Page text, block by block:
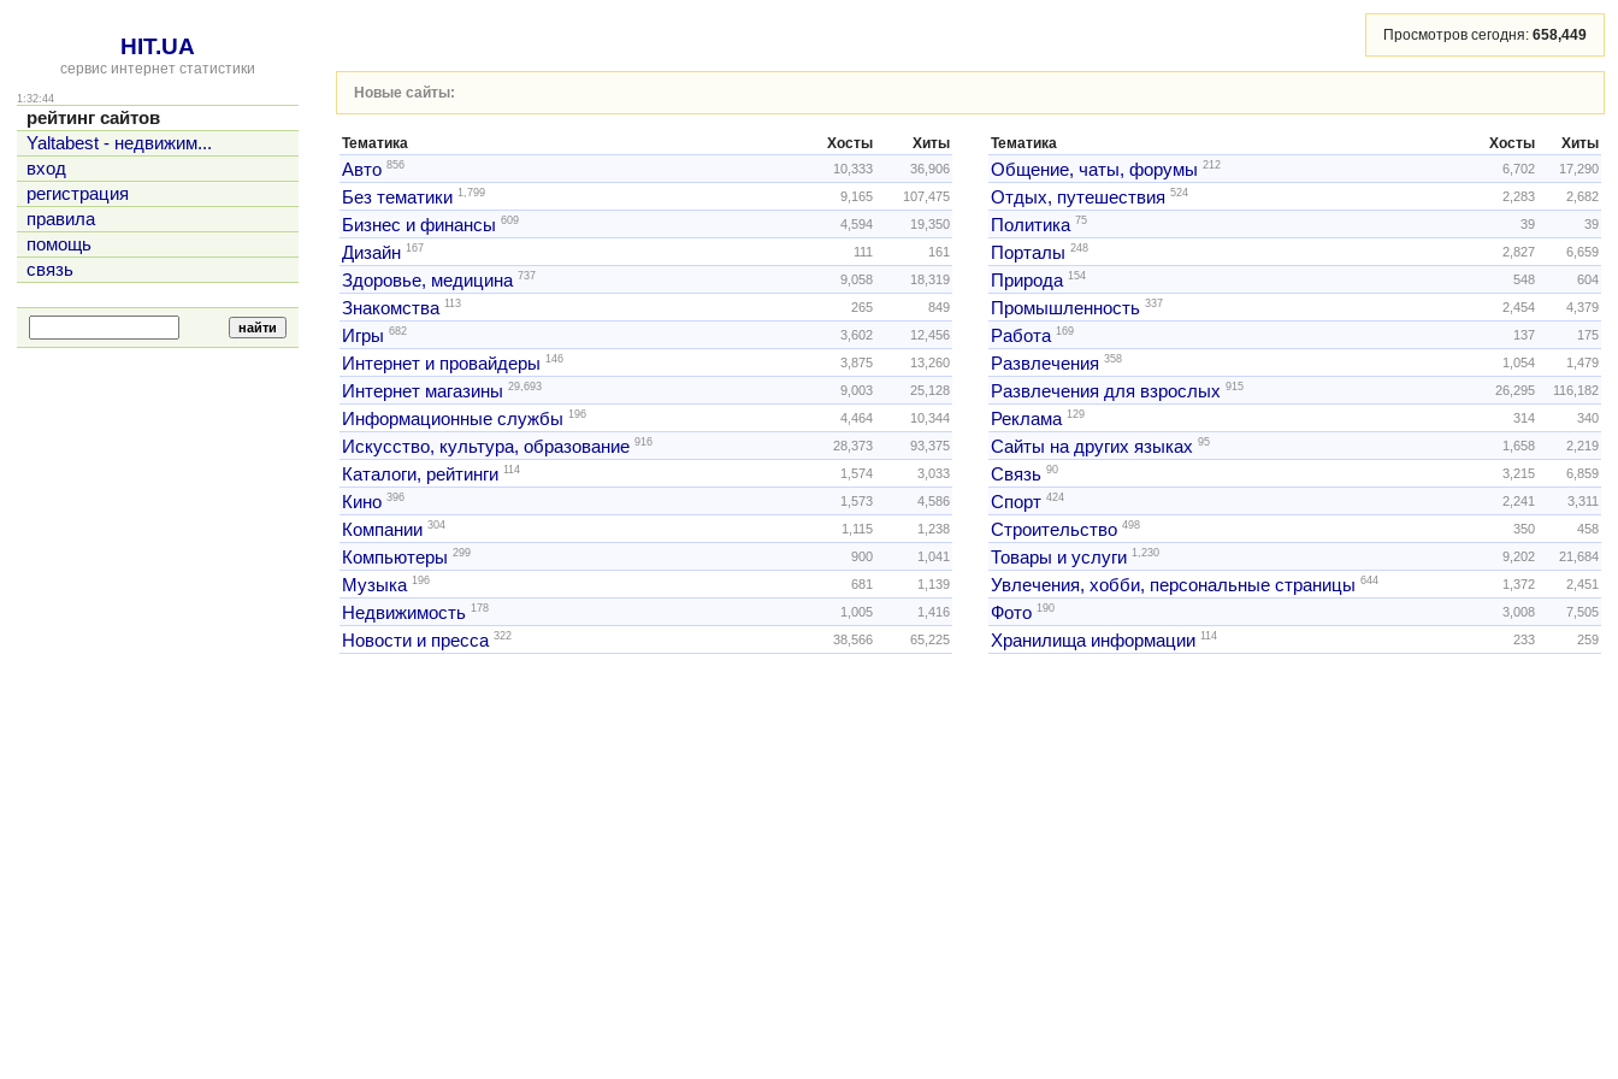
HIT.UA
сервис интернет статистики
1:32:44
рейтинг сайтов
Yaltabest - недвижим...
вход
регистрация
правила
помощь
связь
Просмотров сегодня: 658,449
Новые сайты:
Тематика Хосты Хиты
Авто 856 10,333 36,906
Без тематики 1,799 9,165 107,475
Бизнес и финансы 609 4,594 19,350
Дизайн 167 111 161
Здоровье, медицина 737 9,058 18,319
Знакомства 113 265 849
Игры 682 3,602 12,456
Интернет и провайдеры 146 3,875 13,260
Интернет магазины 29,693 9,003 25,128
Информационные службы 196 4,464 10,344
Искусство, культура, образование 916 28,373 93,375
Каталоги, рейтинги 114 1,574 3,033
Кино 396 1,573 4,586
Компании 304 1,115 1,238
Компьютеры 299 900 1,041
Музыка 196 681 1,139
Недвижимость 178 1,005 1,416
Новости и пресса 322 38,566 65,225
Тематика Хосты Хиты
Общение, чаты, форумы 212 6,702 17,290
Отдых, путешествия 524 2,283 2,682
Политика 75 39 39
Порталы 248 2,827 6,659
Природа 154 548 604
Промышленность 337 2,454 4,379
Работа 169 137 175
Развлечения 358 1,054 1,479
Развлечения для взрослых 915 26,295 116,182
Реклама 129 314 340
Сайты на других языках 95 1,658 2,219
Связь 90 3,215 6,859
Спорт 424 2,241 3,311
Строительство 498 350 458
Товары и услуги 1,230 9,202 21,684
Увлечения, хобби, персональные страницы 644 1,372 2,451
Фото 190 3,008 7,505
Хранилища информации 114 233 259